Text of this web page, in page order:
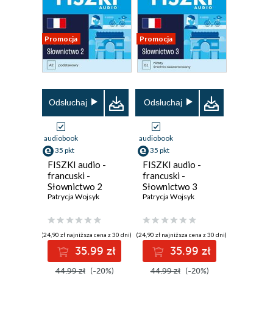
Promocja
Odsłuchaj
audiobook
35 pkt
FISZKI audio -
francuski -
Słownictwo 2
Patrycja Wojsyk
(24,90 zł najniższa cena z 30 dni)
35.99 zł
44.99 zł (-20%)
Promocja
Odsłuchaj
audiobook
35 pkt
FISZKI audio -
francuski -
Słownictwo 3
Patrycja Wojsyk
(24,90 zł najniższa cena z 30 dni)
35.99 zł
44.99 zł (-20%)